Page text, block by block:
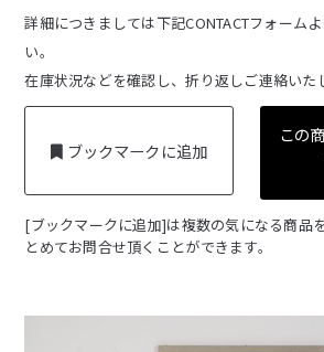
詳細につきましては下記CONTACTフォーム
い。
在庫状況などを確認し、折り返しご連絡いた
ブックマークに追加
この
[ブックマークに追加]は複数の気になる商品
とめてお問合せ頂くことができます。